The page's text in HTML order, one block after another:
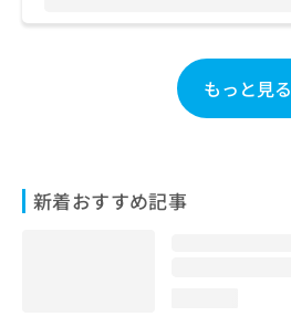
もっと見る
新着おすすめ記事
ち
ら